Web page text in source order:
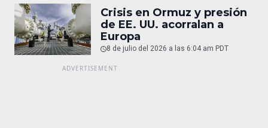
Crisis en Ormuz y presión
de EE. UU. acorralan a
Europa
8 de julio del 2026 a las 6:04 am PDT